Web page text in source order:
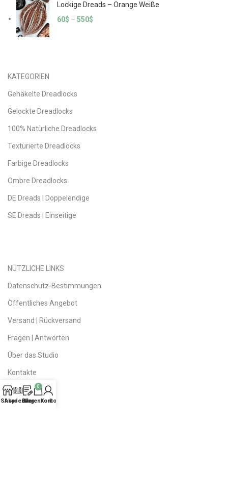
Lockige Dreads – Orange Weiße
60$ – 550$
KATEGORIEN
Gehäkelte Dreadlocks
Gelockte Dreadlocks
100% Natürliche Dreadlocks
Texturierte Dreadlocks
Farbige Dreadlocks
Ombre Dreadlocks
DE Dreads | Doppelendige
SE Dreads | Einseitige
NÜTZLICHE LINKS
Datenschutz-Bestimmungen
Öffentliches Angebot
Versand | Rückversand
Fragen | Antworten
Über das Studio
Kontakte
Sitemap
Shop
Akademie
Blog
0
Warenkorb
Konto